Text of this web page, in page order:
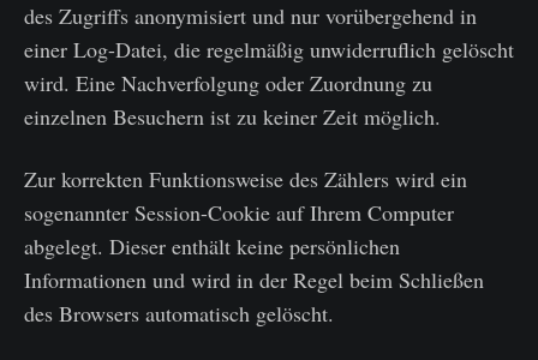
des Zugriffs anonymisiert und nur vorübergehend in
einer Log-Datei, die regelmäßig unwiderruflich gelöscht
wird. Eine Nachverfolgung oder Zuordnung zu
einzelnen Besuchern ist zu keiner Zeit möglich.
Zur korrekten Funktionsweise des Zählers wird ein
sogenannter Session-Cookie auf Ihrem Computer
abgelegt. Dieser enthält keine persönlichen
Informationen und wird in der Regel beim Schließen
des Browsers automatisch gelöscht.